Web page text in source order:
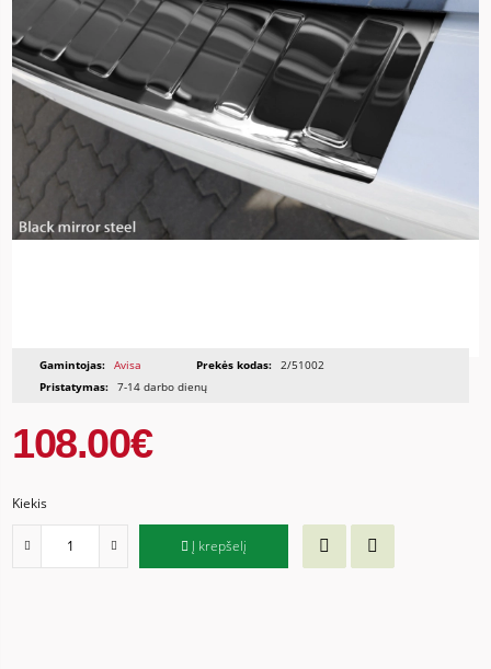
Gamintojas: Avisa Prekės kodas: 2/51002
Pristatymas: 7-14 darbo dienų
108.00€
Kiekis
Į krepšelį